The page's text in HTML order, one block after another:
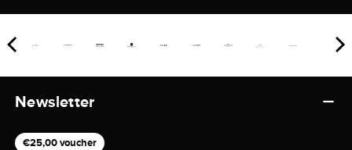
Newsletter
€25,00 voucher